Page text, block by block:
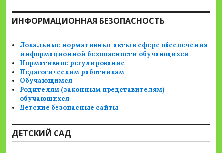
ИНФОРМАЦИОННАЯ БЕЗОПАСНОСТЬ
Локальные нормативные акты в сфере обеспечения
информационной безопасности обучающихся
Нормативное регулирование
Педагогическим работникам
Обучающимся
Родителям (законным представителям)
обучающихся
Детские безопасные сайты
ДЕТСКИЙ САД